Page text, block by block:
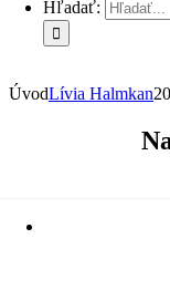
Hľadať:
ÚvodLívia Halmkan